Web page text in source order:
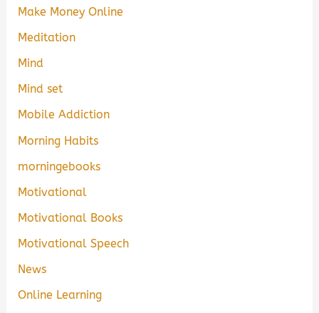
Make Money Online
Meditation
Mind
Mind set
Mobile Addiction
Morning Habits
morningebooks
Motivational
Motivational Books
Motivational Speech
News
Online Learning